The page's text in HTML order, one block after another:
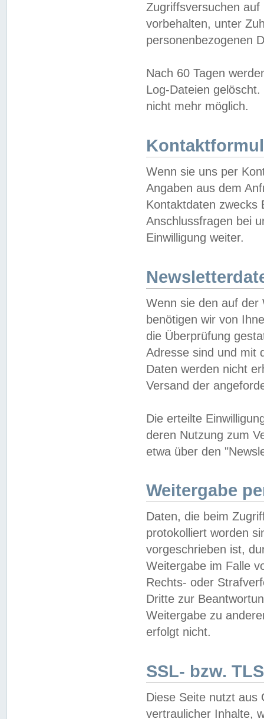
Zugriffsversuchen
vorbehalten, unter
personenbezogenen
Nach 60 Tagen
Log-Dateien
nicht mehr möglich.
Wenn sie uns per
Angaben aus dem
Kontaktdaten zwecks
Anschlussfragen bei
Einwilligung weiter.
Wenn sie den auf der
benötigen wir von
die Überprüfung
Adresse sind und mit
Daten werden nicht
Versand der
Die erteilte
deren Nutzung zum
etwa über den
Weitergabe
Daten, die beim
protokolliert worden
vorgeschrieben ist,
Weitergabe im Falle
Rechts- oder
Dritte zur
Weitergabe zu
erfolgt nicht.
SSL- bzw.
Diese Seite nutzt aus
vertraulicher Inhalte,